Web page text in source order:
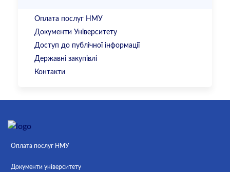
Оплата послуг НМУ
Документи Університету
Доступ до публічної інформації
Державні закупівлі
Контакти
Оплата послуг НМУ
Документи університету